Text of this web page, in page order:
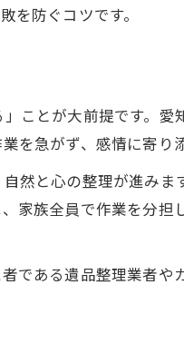
と心配り
用が重要
と注意点
買取のポイント
特徴
実践法
順と注意点
を防ぐコツです。
ことが大前提です。
を急がず、感情に寄り
然と心の整理が進みま
家族全員で作業を分
である遺品整理業者や